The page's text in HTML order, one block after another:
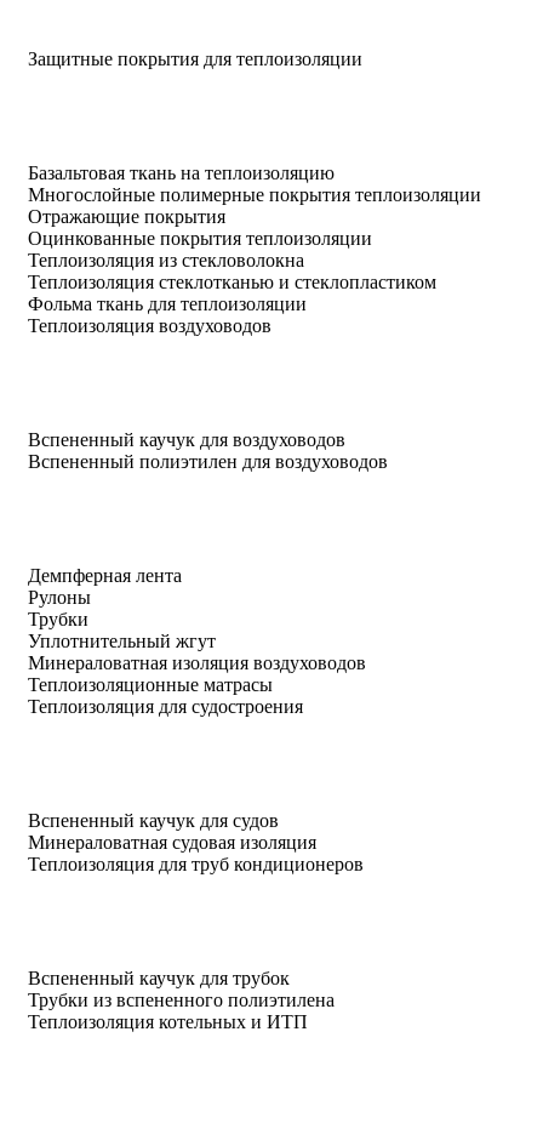
Защитные покрытия для теплоизоляции
Базальтовая ткань на теплоизоляцию
Многослойные полимерные покрытия теплоизоляции
Отражающие покрытия
Оцинкованные покрытия теплоизоляции
Теплоизоляция из стекловолокна
Теплоизоляция стеклотканью и стеклопластиком
Фольма ткань для теплоизоляции
Теплоизоляция воздуховодов
Вспененный каучук для воздуховодов
Вспененный полиэтилен для воздуховодов
Демпферная лента
Рулоны
Трубки
Уплотнительный жгут
Минераловатная изоляция воздуховодов
Теплоизоляционные матрасы
Теплоизоляция для судостроения
Вспененный каучук для судов
Минераловатная судовая изоляция
Теплоизоляция для труб кондиционеров
Вспененный каучук для трубок
Трубки из вспененного полиэтилена
Теплоизоляция котельных и ИТП